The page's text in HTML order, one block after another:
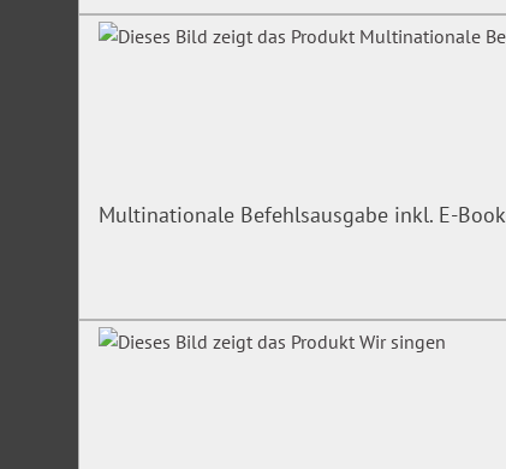
Multinationale Befehlsausgabe inkl. E-Book